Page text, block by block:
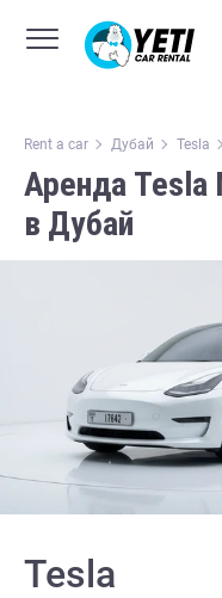
Rent a car Дубай Tesla
Аренда Tesla
в Дубай
Tesla